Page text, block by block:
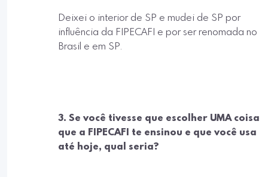
Deixei o interior de SP e mudei de SP por
influência da FIPECAFI e por ser renomada no
Brasil e em SP.
3. Se você tivesse que escolher UMA coisa
que a FIPECAFI te ensinou e que você usa
até hoje, qual seria?